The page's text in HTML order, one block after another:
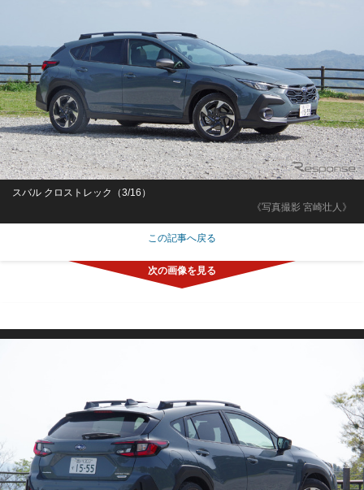
《写真撮影 宮崎壮人》
スバル クロストレック（3/16）
この記事へ戻る